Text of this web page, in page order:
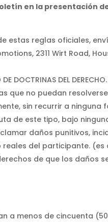
en la presentación
estas reglas oficiales,
2311 Wirt Road,
DE DOCTRINAS DEL
que no puedan
sin recurrir a ninguna
de este tipo, bajo
daños punitivos,
del participante.
de que los daños
a menos de cincuenta